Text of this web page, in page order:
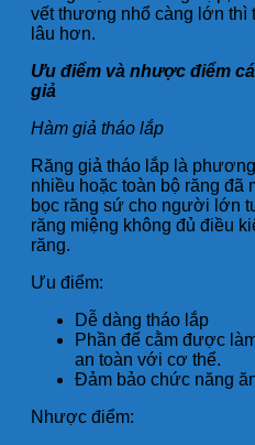
vết thương nhổ càng lớn thì
lâu hơn.
Ưu điểm và nhược điểm
giả
Hàm giả tháo lắp
Răng giả tháo lắp là
nhiều hoặc toàn bộ răng đã
bọc răng sứ cho người lớn
răng miệng không đủ điều
răng.
Ưu điểm:
Dễ dàng tháo lắp
Phần đế cằm được
an toàn với cơ thể.
Đảm bảo chức năng
Nhược điểm: